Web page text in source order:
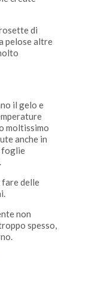
di
pelose altre
il gelo e
moltissimo
anche in
foglie
fare delle
non
spesso,